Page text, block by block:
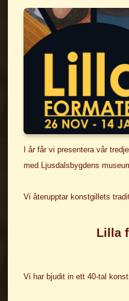
I år får vi presentera vår
med Ljusdalsbygdens
Vi återupptar konstgillets
Lilla
Vi har bjudit in ett 40-tal